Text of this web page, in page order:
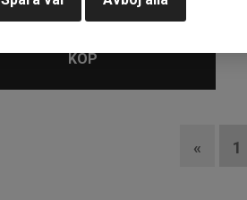
KÖP
« 1